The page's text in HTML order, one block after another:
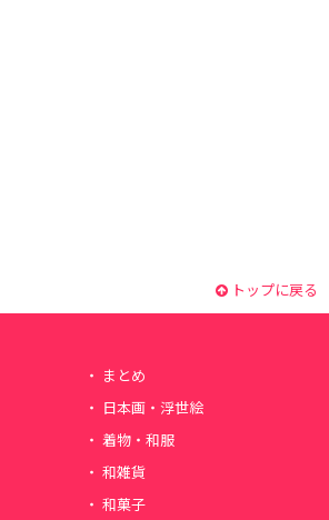
トップに戻る
まとめ
日本画・浮世絵
着物・和服
和雑貨
和菓子